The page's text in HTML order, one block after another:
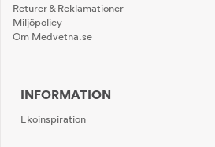
Returer & Reklamationer
Miljöpolicy
Om Medvetna.se
INFORMATION
Ekoinspiration